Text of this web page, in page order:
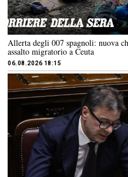
Allerta degli 007 spagnoli: nuova
assalto migratorio a Ceuta
06.08.2026 18:15